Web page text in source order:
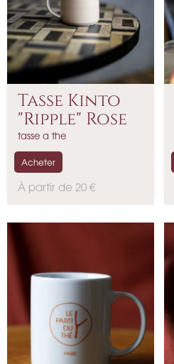
Tasse Kinto
"Ripple" Rose
tasse a the
P
À partir de 20 €
Acheter